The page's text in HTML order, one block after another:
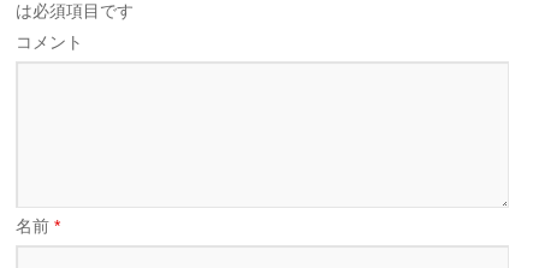
は必須項目です
コメント
名前*